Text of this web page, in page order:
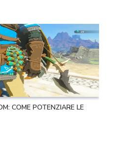
COME POTENZIARE LE